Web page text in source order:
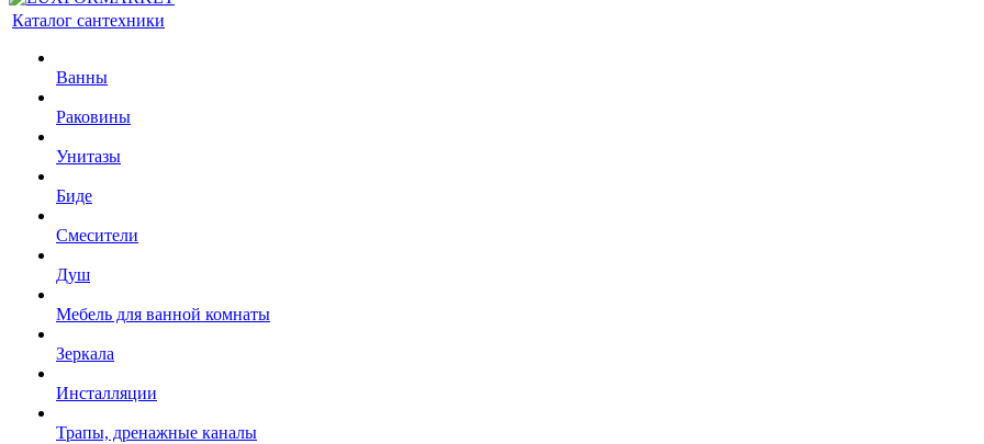
Каталог сантехники
Ванны
Раковины
Унитазы
Биде
Смесители
Душ
Мебель для ванной комнаты
Зеркала
Инсталляции
Трапы, дренажные каналы